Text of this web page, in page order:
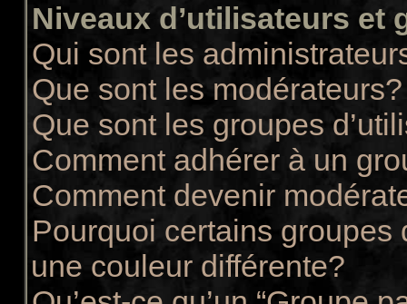
Niveaux d’utilisateurs et
Qui sont les
Que sont les modérateurs?
Que sont les groupes
Comment adhérer à un
Comment devenir
Pourquoi certains groupes
une couleur différente?